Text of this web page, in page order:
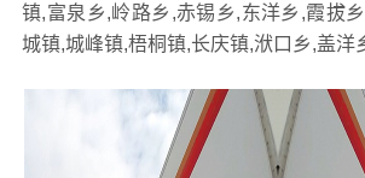
镇,富泉乡,岭路乡,赤锡乡,东洋乡,霞拔
城镇,城峰镇,梧桐镇,长庆镇,洑口乡,盖洋